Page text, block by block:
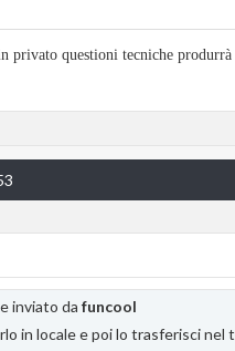
privato questioni tecniche
inviato da funcool
in locale e poi lo trasferisci nel